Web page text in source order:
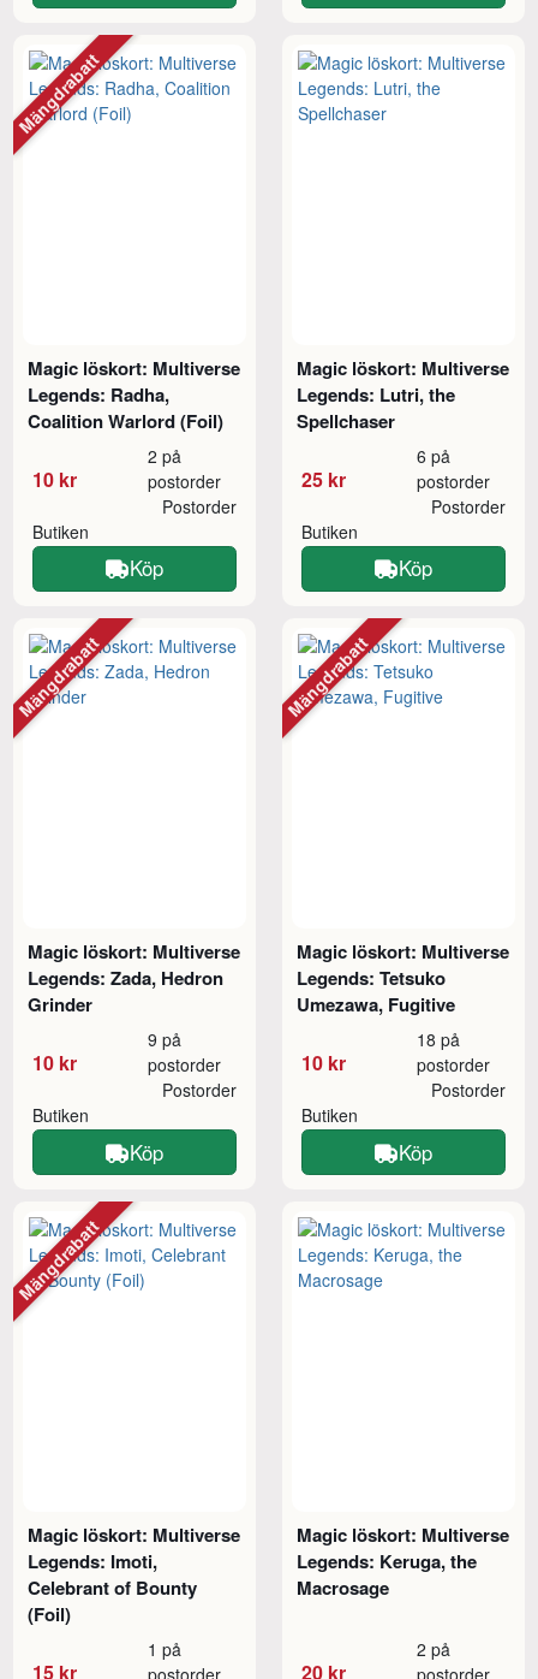
Magic löskort: Multiverse
Legends: Radha,
Coalition Warlord (Foil)
10 kr
2 på
postorder
Butiken
Postorder
Köp
Mängdrabatt
Magic löskort: Multiverse
Legends: Lutri, the
Spellchaser
25 kr
6 på
postorder
Butiken
Postorder
Köp
Magic löskort: Multiverse
Legends: Zada, Hedron
Grinder
10 kr
9 på
postorder
Butiken
Postorder
Köp
Mängdrabatt
Magic löskort: Multiverse
Legends: Tetsuko
Umezawa, Fugitive
10 kr
18 på
postorder
Butiken
Postorder
Köp
Mängdrabatt
Magic löskort: Multiverse
Legends: Imoti,
Celebrant of Bounty
(Foil)
15 kr
1 på
Mängdrabatt
Magic löskort: Multiverse
Legends: Keruga, the
Macrosage
20 kr
2 på